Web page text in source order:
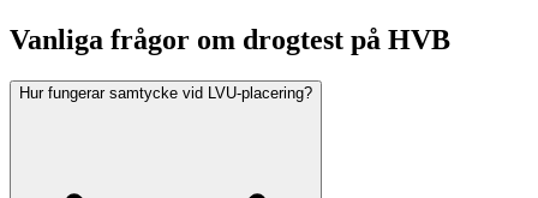
Vanliga frågor om drogtest på HVB
Hur fungerar samtycke vid LVU-placering?